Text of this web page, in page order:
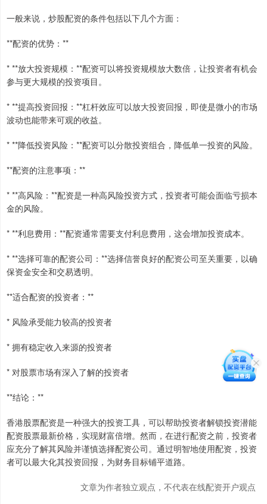
一般来说，炒股配资的条件包括以下几个方面：
**配资的优势：**
* **放大投资规模：**配资可以将投资规模放大数倍，让投资者有机会
参与更大规模的投资项目。
* **提高投资回报：**杠杆效应可以放大投资回报，即使是微小的市场
波动也能带来可观的收益。
* **降低投资风险：**配资可以分散投资组合，降低单一投资的风险。
**配资的注意事项：**
* **高风险：**配资是一种高风险投资方式，投资者可能会面临亏损本
金的风险。
* **利息费用：**配资通常需要支付利息费用，这会增加投资成本。
* **选择可靠的配资公司：**选择信誉良好的配资公司至关重要，以确
保资金安全和交易透明。
**适合配资的投资者：**
* 风险承受能力较高的投资者
* 拥有稳定收入来源的投资者
* 对股票市场有深入了解的投资者
**结论：**
香港股票配资是一种强大的投资工具，可以帮助投资者解锁投资潜能
配资股票最新价格，实现财富倍增。然而，在进行配资之前，投资者
应充分了解其风险并谨慎选择配资公司。通过明智地使用配资，投资
者可以最大化其投资回报，为财务目标铺平道路。
文章为作者独立观点，不代表在线配资开户观点